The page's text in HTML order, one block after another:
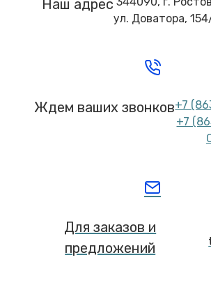
Наш адрес
ул. Доватора,
Ждем ваших звонков+7
+7
Для заказов и
предложений